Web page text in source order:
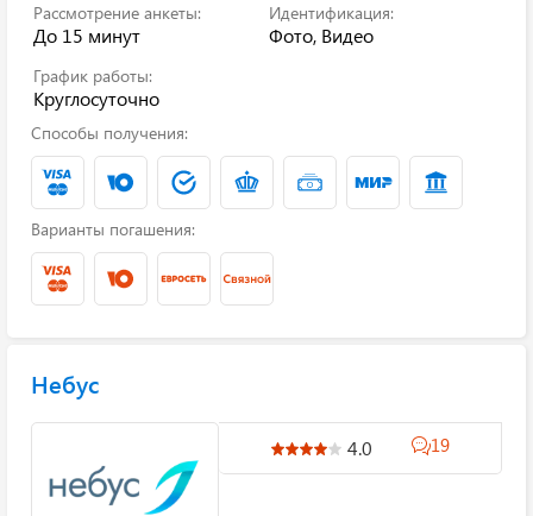
Рассмотрение анкеты:
До 15 минут
Идентификация:
Фото, Видео
График работы:
Круглосуточно
Способы получения:
Варианты погашения:
Небус
4.0 19